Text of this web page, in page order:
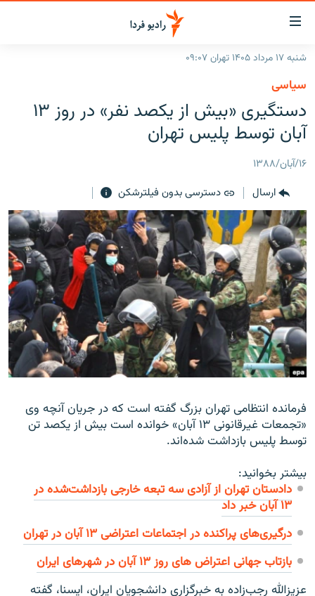
لینک‌های
قابلیت
دسترسی
بازگشت
منوی
اصلی
رفتن
صفحه
جستجو
جهان
برنامه‌های رادیویی
فرکانس‌ها
پادکست
چندرسانه‌ای
گزارش‌های تصویری
گزارش‌های ویدئویی
زنان فردا
English
به ما بپیوندید
شنبه ۱۷ مرداد ۱۴۰۵ تهران ۰۹:۰۷
سیاسی
دستگیری «بیش از یکصد نفر» در روز ۱۳
آبان توسط پلیس تهران
۱۶/آبان/۱۳۸۸
ارسال
دسترسی بدون فیلترشکن
فرمانده انتظامی تهران بزرگ گفته است که در جریان آنچه وی
«تجمعات غیرقانونی ۱۳ آبان» خوانده است بیش از یکصد تن
توسط پلیس بازداشت شده‌اند.
بیشتر بخوانید:
دادستان تهران از آزادی سه تبعه خارجی بازداشت‌شده در
۱۳ آبان خبر داد
درگیری‌های پراکنده در اجتماعات اعتراضی ۱۳ آبان در تهران
بازتاب جهانى اعتراض هاى روز ۱۳ آبان در شهرهاى ايران
عزیزالله رجب‌زاده به خبرگزاری دانشجویان ایران، ایسنا، گفته